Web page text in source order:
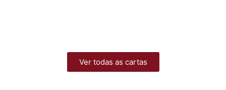
Ver todas as cartas